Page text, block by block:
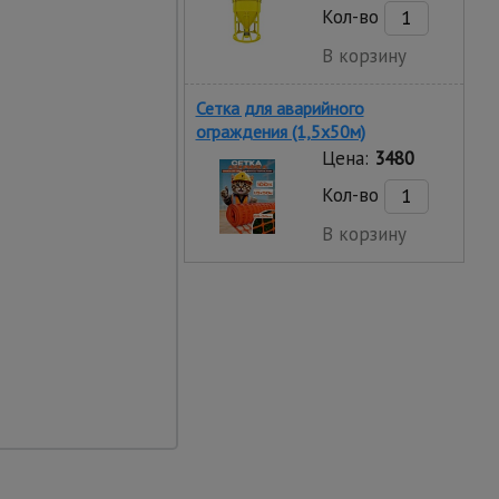
что никак не
Кол-во
В корзину
Сетка для аварийного
ограждения (1,5х50м)
Цена: 3480
Кол-во
В корзину